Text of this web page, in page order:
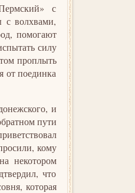
с
с волхвами,
помогают
силу
проплыть
от поединка
и
пути
кому
некотором
что
которая